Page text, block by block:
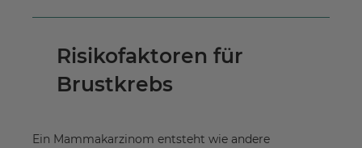
Risikofaktoren für
Brustkrebs
Ein Mammakarzinom entsteht wie andere